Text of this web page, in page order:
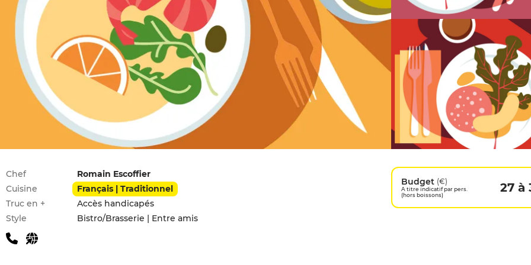
Infos pratiques
Chef
Romain Escoffier
Cuisine
Français | Traditionnel
Truc en +
Accès handicapés
Style
Bistro/Brasserie | Entre amis
Budget (€)
A titre indicatif par pers.
(hors boissons)
27 à